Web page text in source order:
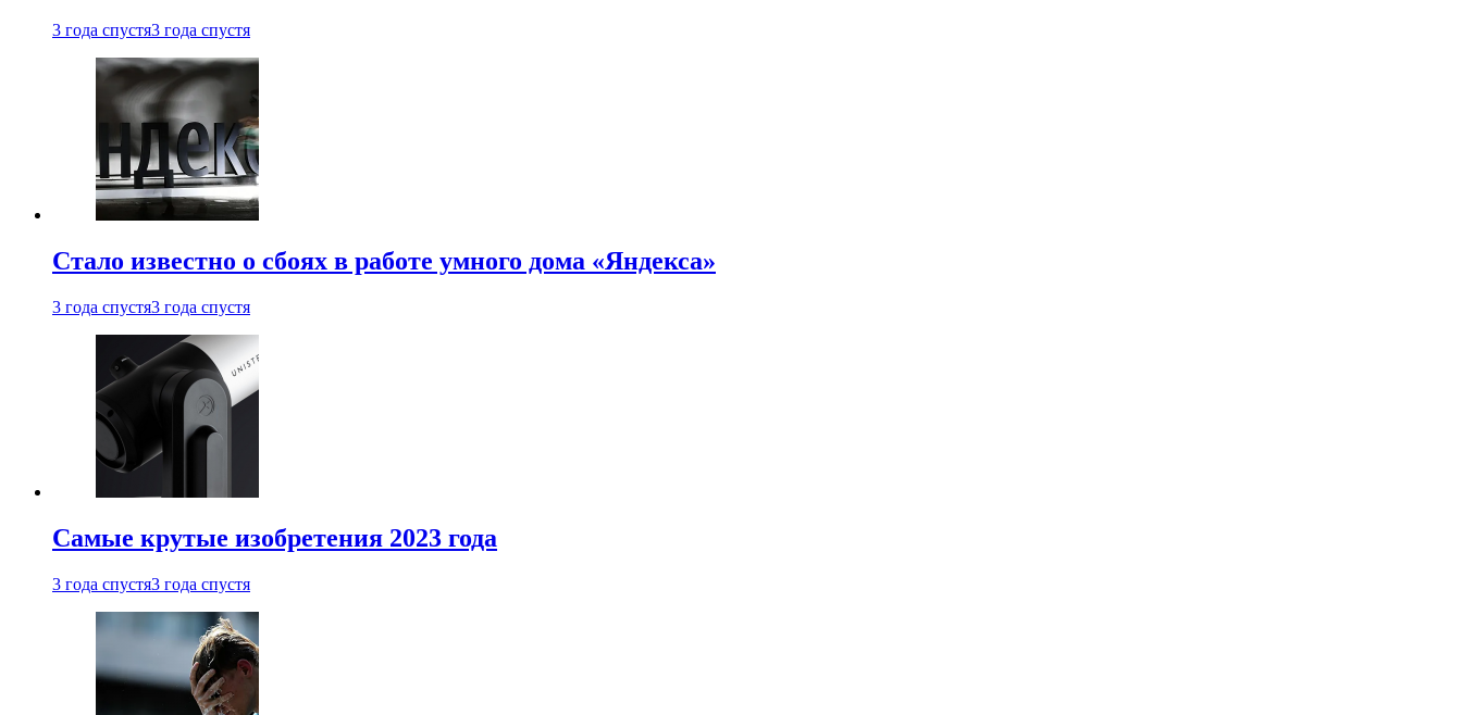
3 года спустя3 года спустя
Стало известно о сбоях в работе умного дома «Яндекса»
3 года спустя3 года спустя
Самые крутые изобретения 2023 года
3 года спустя3 года спустя